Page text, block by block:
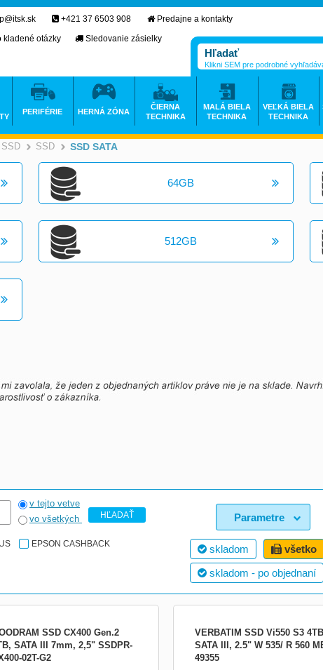
>
SSD >
SSD SATA
64GB
512GB
skladom
všetko
skladom - po objednaní
Parametre
v tejto vetve
vo všetkých
HĽADAŤ
EPSON CASHBACK
SSD CX400 Gen.2
SATA III 7mm, 2,5" SSDPR-
02T-G2
VERBATIM SSD Vi550 S3 4TB
SATA III, 2.5" W 535/ R 560
49355
+421 37 6503 908
Predajne a kontakty
kladené otázky
Sledovanie zásielky
Klikni SEM pre podrobné
PERIFÉRIE HERNÁ ZÓNA
ČIERNA
TECHNIKA
MALÁ BIELA
TECHNIKA
VEĽKÁ BIELA
TECHNIKA